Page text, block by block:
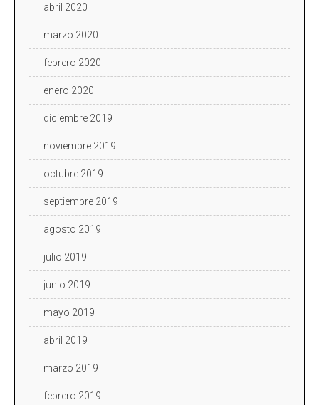
abril 2020
marzo 2020
febrero 2020
enero 2020
diciembre 2019
noviembre 2019
octubre 2019
septiembre 2019
agosto 2019
julio 2019
junio 2019
mayo 2019
abril 2019
marzo 2019
febrero 2019